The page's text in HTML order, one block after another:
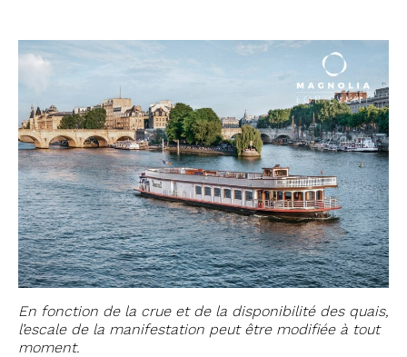
En fonction de la crue et de la disponibilité des quais,
l’escale de la manifestation peut être modifiée à tout
moment.